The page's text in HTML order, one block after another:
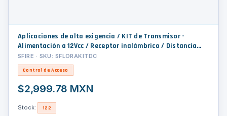
Aplicaciones de alta exigencia / KIT de Transmisor -
Alimentación a 12Vcc / Receptor inalámbrico / Distancia
máxima de transmisión 2500 metros (Linea de vista)
SFIRE · SKU: SFLORAKITDC
Control de Acceso
$2,999.78 MXN
Stock: 122